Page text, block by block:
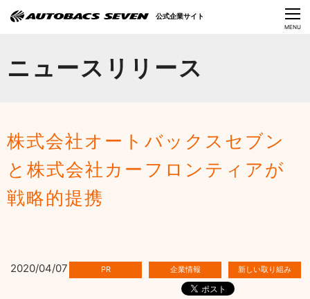
CLOSE
MENU
ニュースリリース
株式会社オートバックスセブン
と株式会社カーフロンティアが
戦略的提携
2020/04/07
公式企業サイト
サステナビリティ
Language